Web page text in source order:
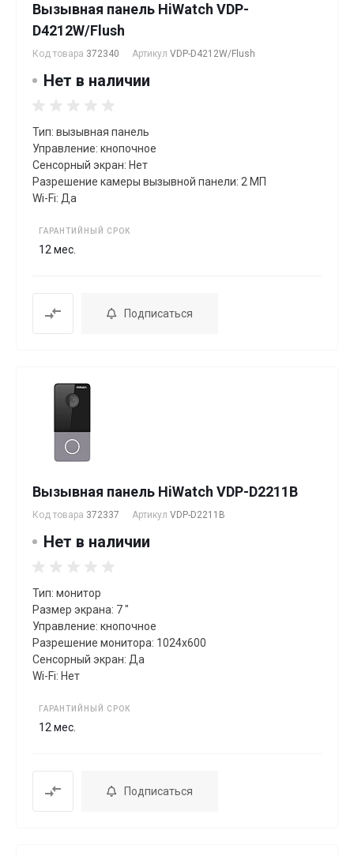
Вызывная панель HiWatch VDP-
D4212W/Flush
Код товара 372340 Артикул VDP-D4212W/Flush
Нет в наличии
Тип: вызывная панель
Управление: кнопочное
Сенсорный экран: Нет
Разрешение камеры вызывной панели: 2 МП
Wi-Fi: Да
ГАРАНТИЙНЫЙ СРОК
12 мес.
Подписаться
Вызывная панель HiWatch VDP-D2211B
Код товара 372337 Артикул VDP-D2211B
Нет в наличии
Тип: монитор
Размер экрана: 7 "
Управление: кнопочное
Разрешение монитора: 1024х600
Сенсорный экран: Да
Wi-Fi: Нет
ГАРАНТИЙНЫЙ СРОК
12 мес.
Подписаться